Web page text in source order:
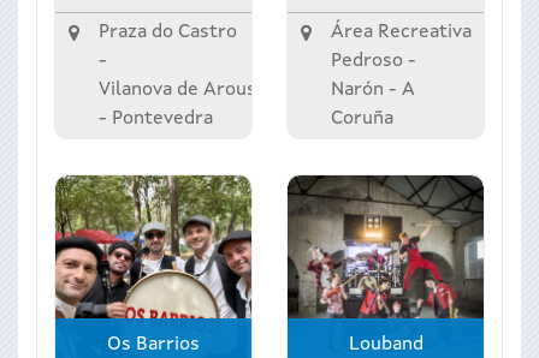
Praza do Castro
-
Vilanova de Arousa
- Pontevedra
Área Recreativa
Pedroso -
Narón - A
Coruña
Os Barrios Louband